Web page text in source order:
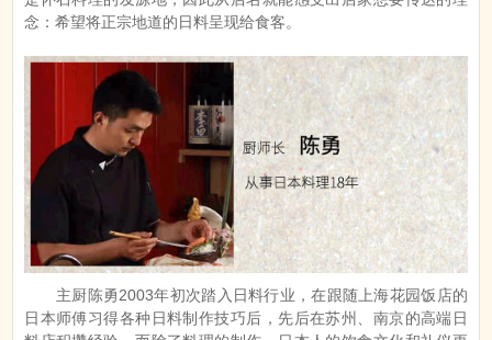
念：希望将正宗地道的日料呈现给食客。
主厨陈勇2003年初次踏入日料行业，在跟随上海花园饭店的
日本师傅习得各种日料制作技巧后，先后在苏州、南京的高端日